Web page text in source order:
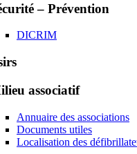
– Prévention
DICRIM
associatif
Annuaire des associations
Documents utiles
Localisation des